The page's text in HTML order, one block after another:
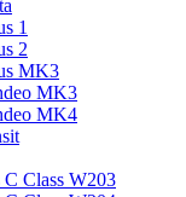
1
2
MK3
MK3
MK4
Class W203